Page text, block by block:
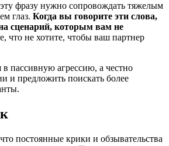
фразу нужно сопровождать тяжелым
глаз. Когда вы говорите эти слова,
сценарий, которым вам не
что не хотите, чтобы ваш партнер
пассивную агрессию, а честно
и предложить поискать более
постоянные крики и обзывательства